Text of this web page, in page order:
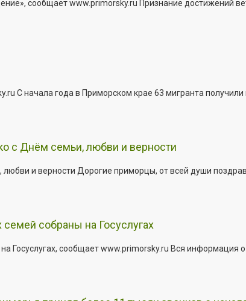
сообщает www.primorsky.ru Признание достижений
С начала года в Приморском крае 63 мигранта получили
с Днём семьи, любви и верности
и верности Дорогие приморцы, от всей души
собраны на Госуслугах
Госуслугах, сообщает www.primorsky.ru Вся информация